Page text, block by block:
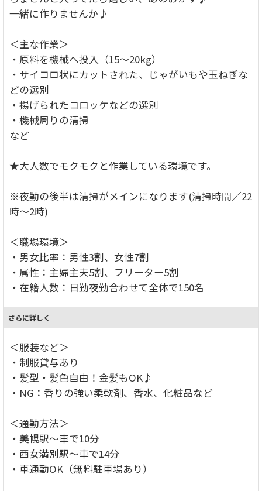
一緒に作りませんか♪
＜主な作業＞
・原料を機械へ投入（15～20kg）
・サイコロ状にカットされた、じゃがいもや玉ねぎな
どの選別
・揚げられたコロッケなどの選別
・機械周りの清掃
など
★大人数でモクモクと作業している環境です。
※夜勤の後半は清掃がメインになります(清掃時間／22
時～2時)
＜職場環境＞
・男女比率：男性3割、女性7割
・属性：主婦主夫5割、フリーター5割
・在籍人数：日勤夜勤合わせて全体で150名
さらに詳しく
＜服装など＞
・制服貸与あり
・髪型・髪色自由！金髪もOK♪
・NG：香りの強い柔軟剤、香水、化粧品など
＜通勤方法＞
・美幌駅～車で10分
・西女満別駅～車で14分
・車通勤OK（無料駐車場あり）